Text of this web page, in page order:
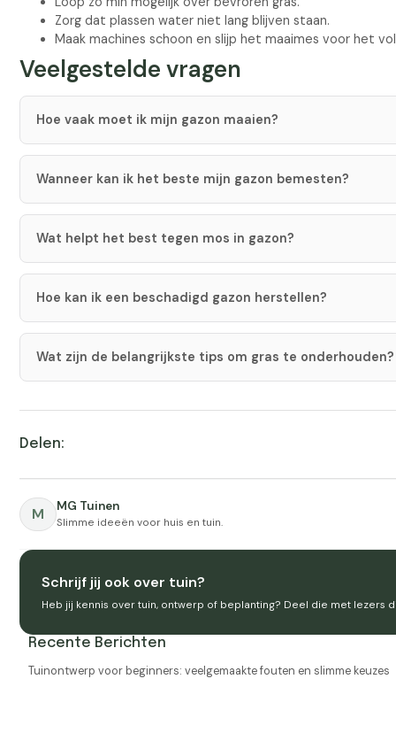
Zorg dat plassen water niet lang blijven staan.
Maak machines schoon en slijp het maaimes voor het
Veelgestelde vragen
Hoe vaak moet ik mijn gazon maaien?
Wanneer kan ik het beste mijn gazon bemesten?
Wat helpt het best tegen mos in gazon?
Hoe kan ik een beschadigd gazon herstellen?
Wat zijn de belangrijkste tips om gras te onderhouden?
Delen:
M MG Tuinen
Slimme ideeën voor huis en tuin.
Recente Berichten
Tuinontwerp voor beginners: veelgemaakte fouten en slimme keuzes
Schrijf jij ook over tuin?
Heb jij kennis over tuin, ontwerp of beplanting? Deel die met lezers